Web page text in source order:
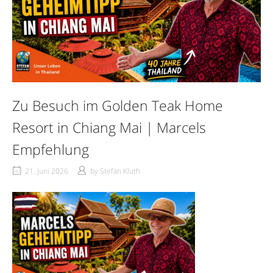
Zu Besuch im Golden Teak Home
Resort in Chiang Mai | Marcels
Empfehlung
21. Juni 2026 by Stefan Kluth